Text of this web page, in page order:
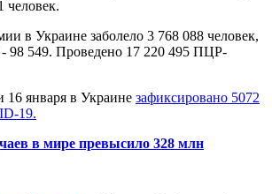
человек.
в Украине заболело 3 768 088 человек,
- 98 549. Проведено 17 220 495 ПЦР-
16 января в Украине зафиксировано 5072
19.
в мире превысило 328 млн